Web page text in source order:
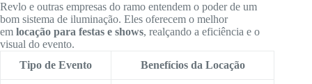
Revlo e outras empresas do ramo entendem o poder de um
bom sistema de iluminação. Eles oferecem o melhor
em locação para festas e shows, realçando a eficiência e o
visual do evento.
Tipo de Evento
Benefícios da Locação